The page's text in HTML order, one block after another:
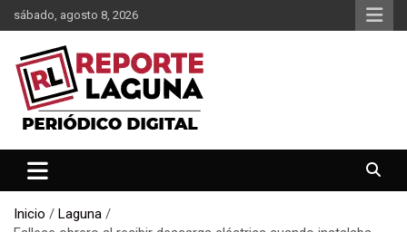
Saltar
al
contenido
sábado, agosto 8, 2026
Reporte Laguna
Inicio
Laguna